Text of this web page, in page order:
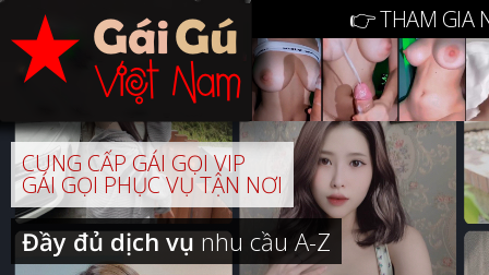
👉 THAM GIA
CUNG CẤP GÁI GỌI VIP
GÁI GỌI PHỤC VỤ TẬN NƠI
Đầy đủ dịch vụnhu cầu A-Z